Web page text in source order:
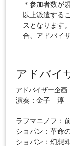
＊参加者数が
以上派遣する
スとなります
合、アドバイ
アドバイ
アドバイザー企画
演奏：金子 淳
ラフマニノフ：
ショパン：革命
ショパン：幻想